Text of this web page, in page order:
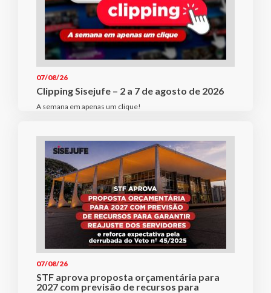
07/08/26
Clipping Sisejufe – 2 a 7 de agosto de 2026
A semana em apenas um clique!
07/08/26
STF aprova proposta orçamentária para
2027 com previsão de recursos para